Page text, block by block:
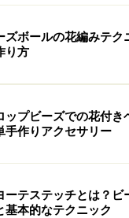
ズボールの花編みテク
り方
ップビーズでの花付き
手作りアクセサリー
ーテステッチとは？ビ
基本的なテクニック